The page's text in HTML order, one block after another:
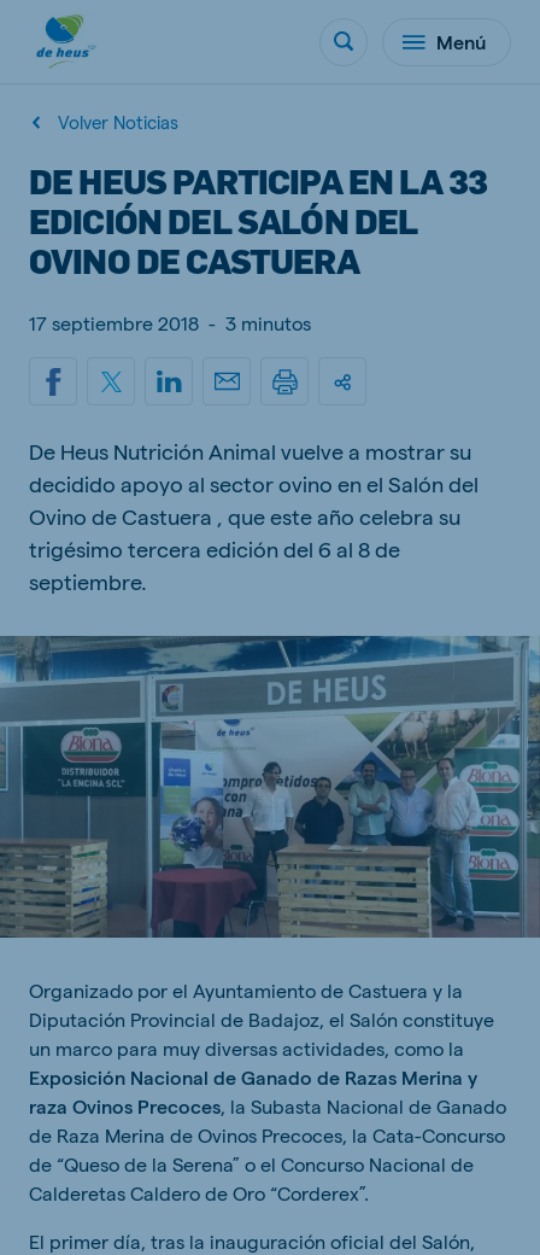
Menú
Volver Noticias
DE HEUS PARTICIPA EN LA 33
EDICIÓN DEL SALÓN DEL
OVINO DE CASTUERA
17 septiembre 2018 - 3 minutos
De Heus Nutrición Animal vuelve a mostrar su
decidido apoyo al sector ovino en el Salón del
Ovino de Castuera , que este año celebra su
trigésimo tercera edición del 6 al 8 de
septiembre.
Organizado por el Ayuntamiento de Castuera y la
Diputación Provincial de Badajoz, el Salón constituye
un marco para muy diversas actividades, como la
Exposición Nacional de Ganado de Razas Merina y
raza Ovinos Precoces, la Subasta Nacional de Ganado
de Raza Merina de Ovinos Precoces, la Cata-Concurso
de “Queso de la Serena” o el Concurso Nacional de
Calderetas Caldero de Oro “Corderex”.
El primer día, tras la inauguración oficial del Salón,